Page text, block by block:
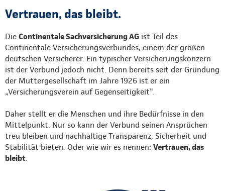
Vertrauen, das bleibt.
Die Continentale Sachversicherung AG ist Teil des
Continentale Versicherungsverbundes, einem der großen
deutschen Versicherer. Ein typischer Versicherungskonzern
ist der Verbund jedoch nicht. Denn bereits seit der Gründung
der Muttergesellschaft im Jahre 1926 ist er ein
„Versicherungsverein auf Gegenseitigkeit".
Daher stellt er die Menschen und ihre Bedürfnisse in den
Mittelpunkt. Nur so kann der Verbund seinen Ansprüchen
treu bleiben und nachhaltige Transparenz, Sicherheit und
Stabilität bieten. Oder wie wir es nennen: Vertrauen, das
bleibt.